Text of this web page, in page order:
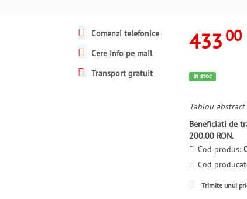
Comenzi telefonice
Cere info pe mail
Transport gratuit
433 00
In stoc
Tablou
Beneficiati de
200.00 RON.
Cod produs:
Cod
Trimite unui